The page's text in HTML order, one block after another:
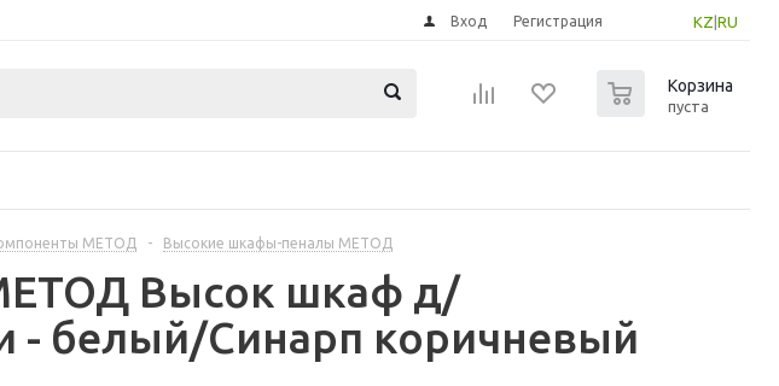
KZ RU
Вход Регистрация
Корзина
пуста
МЕТОД - Высокие шкафы-пеналы МЕТОД
МЕТОД Высок шкаф д/
- белый/Синарп коричневый